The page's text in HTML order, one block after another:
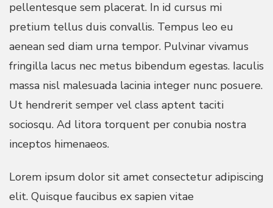
pellentesque sem placerat. In id cursus mi
pretium tellus duis convallis. Tempus leo eu
aenean sed diam urna tempor. Pulvinar vivamus
fringilla lacus nec metus bibendum egestas. Iaculis
massa nisl malesuada lacinia integer nunc posuere.
Ut hendrerit semper vel class aptent taciti
sociosqu. Ad litora torquent per conubia nostra
inceptos himenaeos.
Lorem ipsum dolor sit amet consectetur adipiscing
elit. Quisque faucibus ex sapien vitae